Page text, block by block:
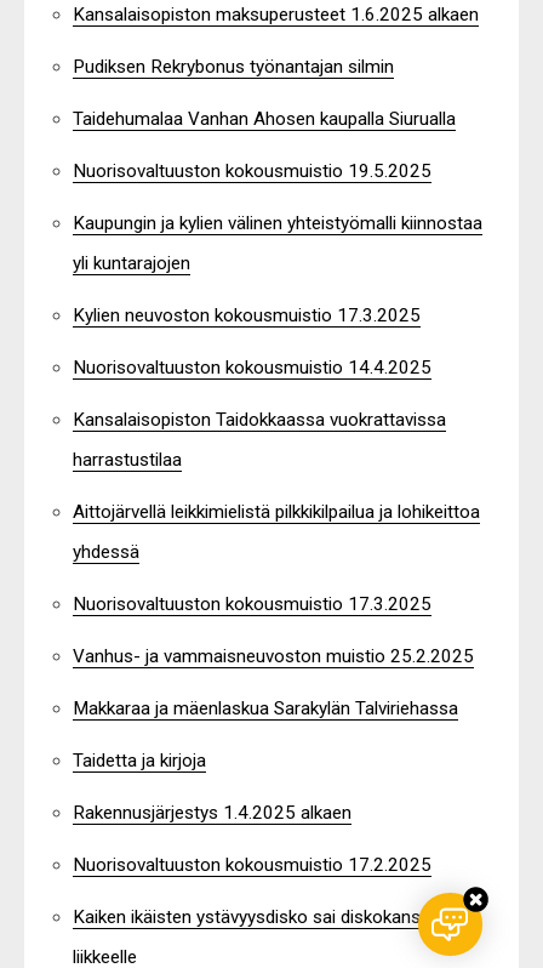
Kansalaisopiston maksuperusteet 1.6.2025 alkaen
Pudiksen Rekrybonus työnantajan silmin
Taidehumalaa Vanhan Ahosen kaupalla Siurualla
Nuorisovaltuuston kokousmuistio 19.5.2025
Kaupungin ja kylien välinen yhteistyömalli kiinnostaa
yli kuntarajojen
Kylien neuvoston kokousmuistio 17.3.2025
Nuorisovaltuuston kokousmuistio 14.4.2025
Kansalaisopiston Taidokkaassa vuokrattavissa
harrastustilaa
Aittojärvellä leikkimielistä pilkkikilpailua ja lohikeittoa
yhdessä
Nuorisovaltuuston kokousmuistio 17.3.2025
Vanhus- ja vammaisneuvoston muistio 25.2.2025
Makkaraa ja mäenlaskua Sarakylän Talviriehassa
Taidetta ja kirjoja
Rakennusjärjestys 1.4.2025 alkaen
Nuorisovaltuuston kokousmuistio 17.2.2025
Kaiken ikäisten ystävyysdisko sai diskokansan
liikkeelle